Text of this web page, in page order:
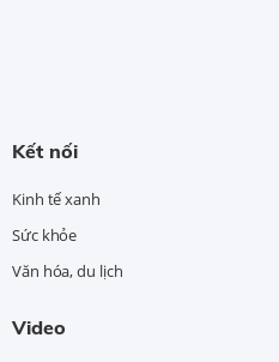
Kết nối
Kinh tế xanh
Sức khỏe
Văn hóa, du lịch
Video